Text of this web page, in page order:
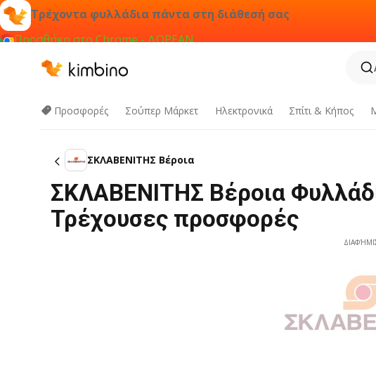
Τρέχοντα φυλλάδια πάντα στη διάθεσή σας
Προσθήκη στο Chrome - ΔΩΡΕΑΝ
Προσφορές Σούπερ Μάρκετ Hλεκτρονικά Σπίτι & Κήπος
ΣΚΛΑΒΕΝΙΤΗΣ Βέροια
ΣΚΛΑΒΕΝΙΤΗΣ Βέροια
Τρέχουσες προσφορές